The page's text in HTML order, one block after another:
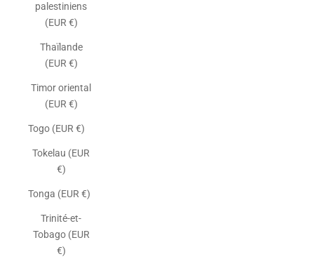
palestiniens
(EUR €)
Thaïlande
(EUR €)
Timor oriental
(EUR €)
Togo (EUR €)
Tokelau (EUR
€)
Tonga (EUR €)
Trinité-et-
Tobago (EUR
€)